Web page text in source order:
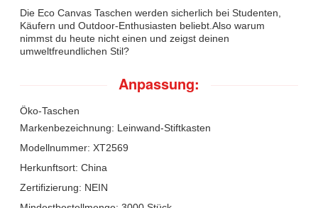
Die Eco Canvas Taschen werden sicherlich bei Studenten,
Käufern und Outdoor-Enthusiasten beliebt.Also warum
nimmst du heute nicht einen und zeigst deinen
umweltfreundlichen Stil?
Anpassung:
Öko-Taschen
Markenbezeichnung: Leinwand-Stiftkasten
Modellnummer: XT2569
Herkunftsort: China
Zertifizierung: NEIN